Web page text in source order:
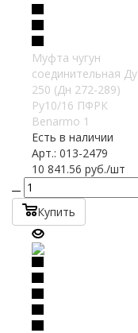
Муфта чугун
соединительная Ду
250 (Дн 272-289)
Ру10/16 ПФРК
Benarmo 1
Есть в наличии
Арт.: 013-2479
10 841.56 руб./шт
Купить